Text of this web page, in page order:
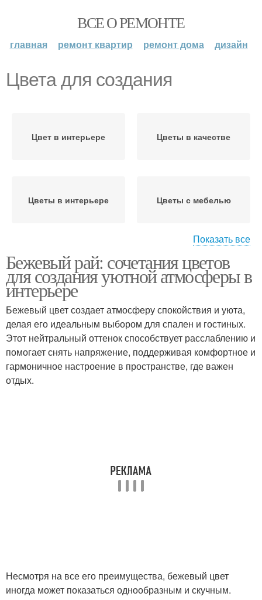
ВСЕ О РЕМОНТЕ
главная ремонт квартир ремонт дома дизайн
Цвета для создания
Цвет в интерьере Цветы в качестве
Цветы в интерьере Цветы с мебелью
Цветы в маленькой Цвета для интерьера
Цветы в сочетании Цветы для создания
Показать все
Бежевый рай: сочетания цветов
для создания уютной атмосферы в
интерьере
Бежевый цвет создает атмосферу спокойствия и уюта,
делая его идеальным выбором для спален и гостиных.
Этот нейтральный оттенок способствует расслаблению и
помогает снять напряжение, поддерживая комфортное и
гармоничное настроение в пространстве, где важен
отдых.
Несмотря на все его преимущества, бежевый цвет
иногда может показаться однообразным и скучным.